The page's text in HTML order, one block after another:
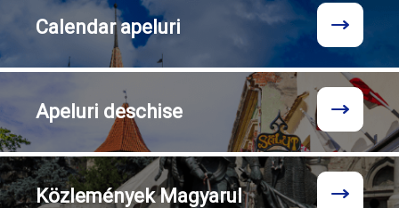
Calendarapeluri
Apeluri deschise
KözleményekMagyarul